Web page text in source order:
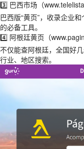
3️⃣ 巴西市场（
巴西版“黄页”，收录企业
的必备工具。
4️⃣ 阿根廷黄页（
不仅能查阿根廷，全国好
行业、地区搜索。